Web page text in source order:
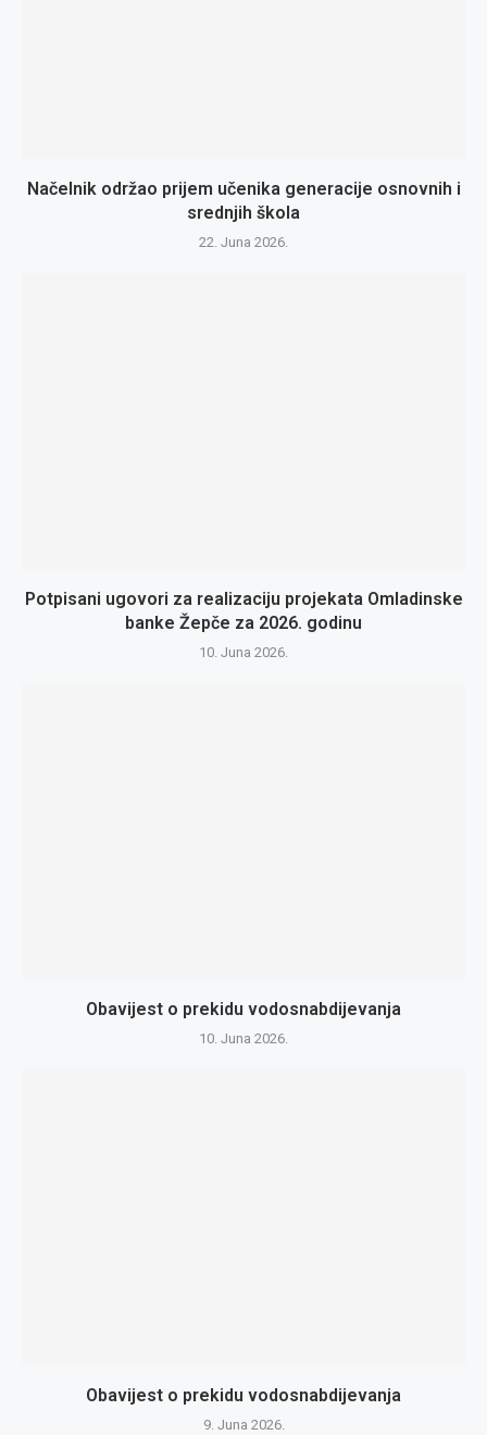
Načelnik održao prijem učenika generacije osnovnih i
srednjih škola
22. Juna 2026.
Potpisani ugovori za realizaciju projekata Omladinske
banke Žepče za 2026. godinu
10. Juna 2026.
Obavijest o prekidu vodosnabdijevanja
10. Juna 2026.
Obavijest o prekidu vodosnabdijevanja
9. Juna 2026.